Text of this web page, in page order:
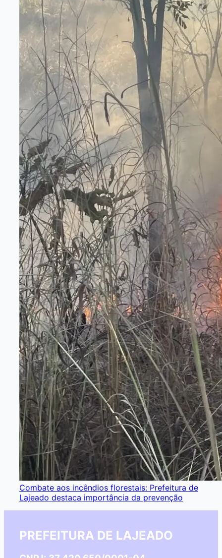
Combate aos incêndios florestais: Prefeitura de
Lajeado destaca importância da prevenção
PREFEITURA DE LAJEADO